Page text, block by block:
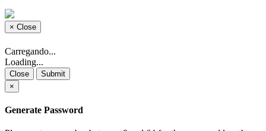
× Close
Carregando...
Loading...
Close
Submit
×
Generate Password